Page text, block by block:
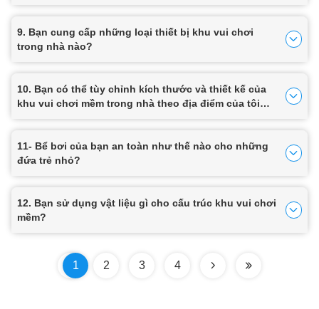
9. Bạn cung cấp những loại thiết bị khu vui chơi
trong nhà nào?
10. Bạn có thể tùy chỉnh kích thước và thiết kế của
khu vui chơi mềm trong nhà theo địa điểm của tôi
11- Bể bơi của bạn an toàn như thế nào cho những
đứa trẻ nhỏ?
12. Bạn sử dụng vật liệu gì cho cấu trúc khu vui chơi
mềm?
1 2 3 4